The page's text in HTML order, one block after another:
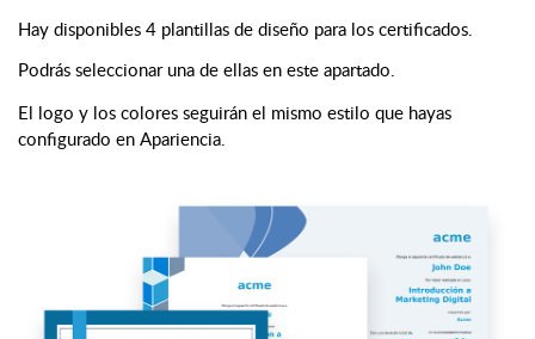
Hay disponibles 4 plantillas de diseño para los certificados.
Podrás seleccionar una de ellas en este apartado.
El logo y los colores seguirán el mismo estilo que hayas
configurado en Apariencia.